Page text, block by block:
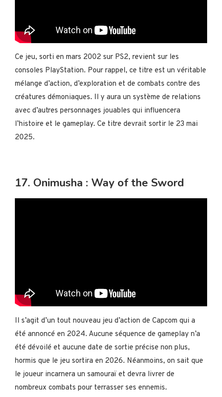
Ce jeu, sorti en mars 2002 sur PS2, revient sur les
consoles PlayStation. Pour rappel, ce titre est un véritable
mélange d’action, d’exploration et de combats contre des
créatures démoniaques. Il y aura un système de relations
avec d’autres personnages jouables qui influencera
l’histoire et le gameplay. Ce titre devrait sortir le 23 mai
2025.
17. Onimusha : Way of the Sword
Il s’agit d’un tout nouveau jeu d’action de Capcom qui a
été annoncé en 2024. Aucune séquence de gameplay n’a
été dévoilé et aucune date de sortie précise non plus,
hormis que le jeu sortira en 2026. Néanmoins, on sait que
le joueur incarnera un samouraï et devra livrer de
nombreux combats pour terrasser ses ennemis.